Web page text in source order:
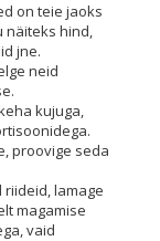
on teie jaoks
näiteks hind,
jne.
neid
kujuga,
proovige seda
lamage
magamise
vaid